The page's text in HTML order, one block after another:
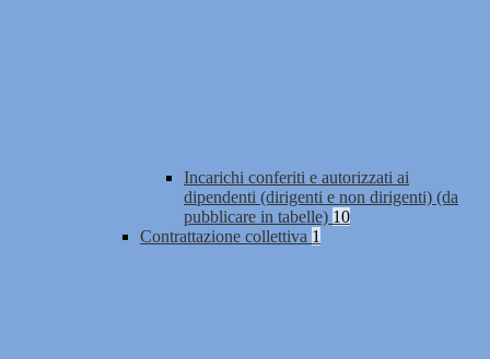
Incarichi conferiti e autorizzati ai
dipendenti (dirigenti e non dirigenti) (da
pubblicare in tabelle) 10
Contrattazione collettiva 1